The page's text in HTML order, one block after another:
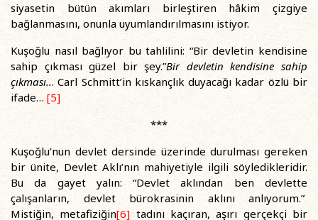
siyasetin bütün akımları birleştiren hâkim çizgiye
bağlanmasını, onunla uyumlandırılmasını istiyor.
Kuşoğlu nasıl bağlıyor bu tahlilini: “Bir devletin kendisine
sahip çıkması güzel bir şey.”Bir devletin kendisine sahip
çıkması... Carl Schmitt’in kıskançlık duyacağı kadar özlü bir
ifade… [5]
***
Kuşoğlu’nun devlet dersinde üzerinde durulması gereken
bir ünite, Devlet Aklı’nın mahiyetiyle ilgili söyledikleridir.
Bu da gayet yalın: “Devlet aklından ben devlette
çalışanların, devlet bürokrasinin aklını anlıyorum.”
Mistiğin, metafiziğin[6] tadını kaçıran, aşırı gerçekçi bir